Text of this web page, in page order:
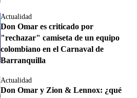
Actualidad
Don Omar es criticado por
"rechazar" camiseta de un equipo
colombiano en el Carnaval de
Barranquilla
Actualidad
Don Omar y Zion & Lennox: ¿qué